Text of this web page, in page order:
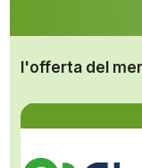
l'offerta del